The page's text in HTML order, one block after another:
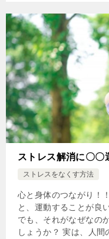
ストレス解消に〇〇
ストレスをなくす方法
心と身体のつながり！
と、運動することが良
でも、それがなぜなの
しょうか？ 実は、人